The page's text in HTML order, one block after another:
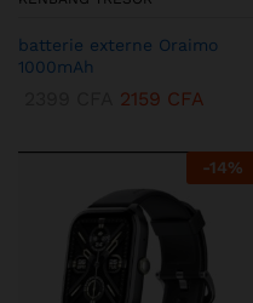
batterie externe Oraimo
1000mAh
2159 CFA
-14%